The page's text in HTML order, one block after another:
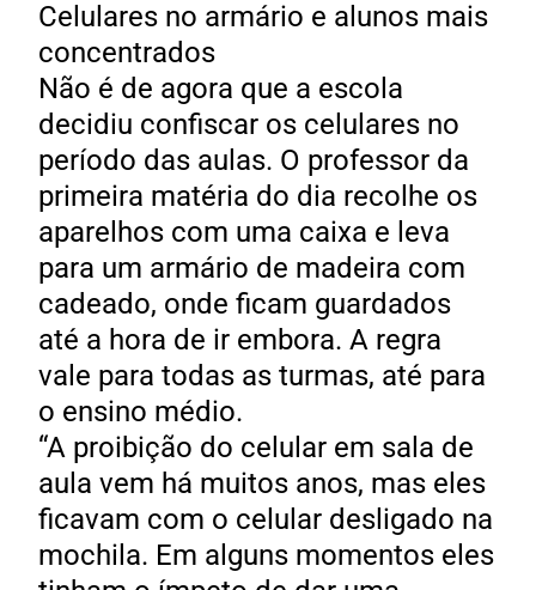
Celulares no armário e alunos mais
concentrados
Não é de agora que a escola
decidiu confiscar os celulares no
período das aulas. O professor da
primeira matéria do dia recolhe os
aparelhos com uma caixa e leva
para um armário de madeira com
cadeado, onde ficam guardados
até a hora de ir embora. A regra
vale para todas as turmas, até para
o ensino médio.
“A proibição do celular em sala de
aula vem há muitos anos, mas eles
ficavam com o celular desligado na
mochila. Em alguns momentos eles